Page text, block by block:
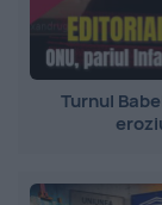
Turnul